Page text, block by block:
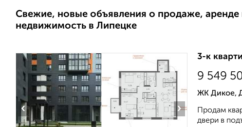
Свежие, новые объявления о продаже,
недвижимость в Липецке
‹ ›
3-к
9 549
ЖК Дикое,
Продам
двери в